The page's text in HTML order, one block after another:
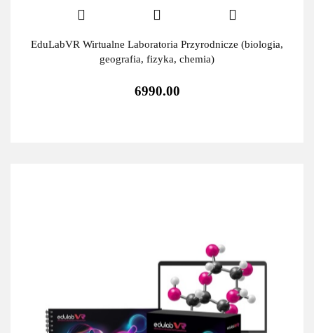
EduLabVR Wirtualne Laboratoria Przyrodnicze (biologia,
geografia, fizyka, chemia)
6990.00